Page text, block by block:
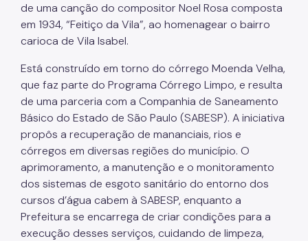
Defesa e Valorização Ambiental
TAC - Termo de Ajustamento de Conduta
Mudanças Climáticas
Comitê do Clima
Inventário de GEE
Plano de Ação Climática
COMFROTA-SP
Planos
Mata Atlântica
de uma canção do compositor Noel Rosa composta
em 1934, “Feitiço da Vila”, ao homenagear o bairro
carioca de Vila Isabel.
Está construído em torno do córrego Moenda Velha,
que faz parte do Programa Córrego Limpo, e resulta
de uma parceria com a Companhia de Saneamento
Básico do Estado de São Paulo (SABESP). A iniciativa
propôs a recuperação de mananciais, rios e
córregos em diversas regiões do município. O
aprimoramento, a manutenção e o monitoramento
dos sistemas de esgoto sanitário do entorno dos
cursos d’água cabem à SABESP, enquanto a
Prefeitura se encarrega de criar condições para a
execução desses serviços, cuidando de limpeza,